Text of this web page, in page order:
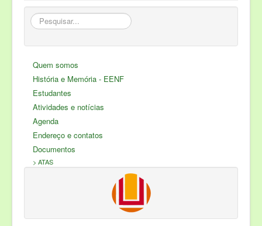
Notícias
Cursos
Laboratório de Enfermagem
Semana de Enfermagem
Nossos Sites
Produção Científica
COVID - 19
Pesquisar...
Quem somos
História e Memória - EENF
Estudantes
Atividades e notícias
Agenda
Endereço e contatos
Documentos
> ATAS